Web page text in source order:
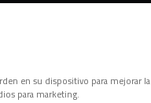
en su dispositivo para mejorar la
para marketing.